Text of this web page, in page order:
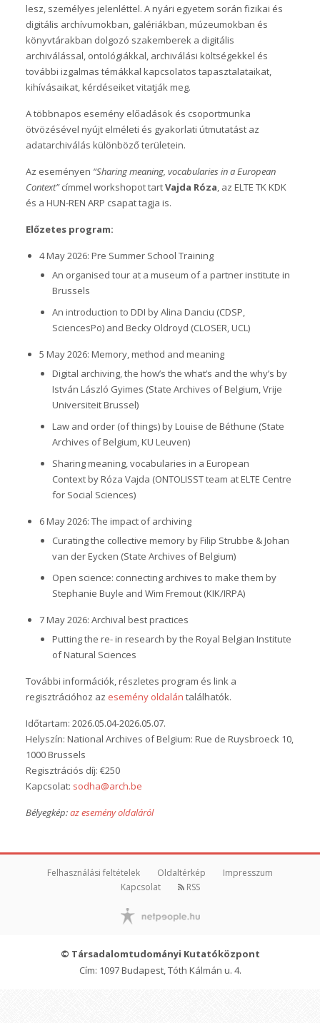
lesz, személyes jelenléttel. A nyári egyetem során fizikai és
digitális archívumokban, galériákban, múzeumokban és
könyvtárakban dolgozó szakemberek a digitális
archiválással, ontológiákkal, archiválási költségekkel és
további izgalmas témákkal kapcsolatos tapasztalataikat,
kihívásaikat, kérdéseiket vitatják meg.
A többnapos esemény előadások és csoportmunka
ötvözésével nyújt elméleti és gyakorlati útmutatást az
adatarchiválás különböző területein.
Az eseményen “Sharing meaning, vocabularies in a European
Context”címmel workshopot tartVajda Róza, az ELTE TK KDK
és a HUN-REN ARP csapat tagja is.
Előzetes program:
4 May 2026: Pre Summer School Training
An organised tour at a museum of a partner institute in
Brussels
An introduction to DDI by Alina Danciu (CDSP,
SciencesPo) and Becky Oldroyd (CLOSER, UCL)
5 May 2026: Memory, method and meaning
Digital archiving, the how’s the what’s and the why’s by
István László Gyimes (State Archives of Belgium, Vrije
Universiteit Brussel)
Law and order (of things) by Louise de Béthune (State
Archives of Belgium, KU Leuven)
Sharing meaning, vocabularies in a European
Context by Róza Vajda (ONTOLISST team at ELTE Centre
for Social Sciences)
6 May 2026: The impact of archiving
Curating the collective memory by Filip Strubbe & Johan
van der Eycken (State Archives of Belgium)
Open science: connecting archives to make them by
Stephanie Buyle and Wim Fremout (KIK/IRPA)
7 May 2026: Archival best practices
Putting the re- in research by the Royal Belgian Institute
of Natural Sciences
További információk, részletes program és link a
regisztrációhoz az esemény oldalán találhatók.
Időtartam: 2026.05.04-2026.05.07.
Helyszín: National Archives of Belgium: Rue de Ruysbroeck 10,
1000 Brussels
Regisztrációs díj: €250
Kapcsolat: sodha@arch.be
Bélyegkép:az esemény oldaláról
Felhasználási feltételek Oldaltérkép
Impresszum
Kapcsolat
RSS
© Társadalomtudományi Kutatóközpont
Cím: 1097 Budapest, Tóth Kálmán u. 4.